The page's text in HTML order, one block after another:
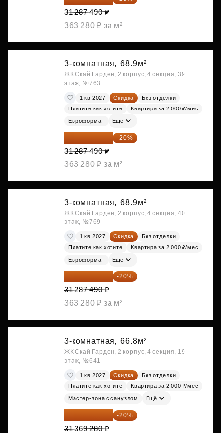
31 287 490 ₽
363 280 ₽ за м²
3-комнатная, 68.9м²
ЖК Скай Гарден, 2 корпус, 4 секция, 39
этаж, №763
1 кв 2027 Скидка
Без отделки
Платите как хотите
Квартира за 2 000 ₽/мес
Евроформат Ещё
25 029 992 ₽ -20%
31 287 490 ₽
363 280 ₽ за м²
3-комнатная, 68.9м²
ЖК Скай Гарден, 2 корпус, 4 секция, 40
этаж, №769
1 кв 2027 Скидка
Без отделки
Платите как хотите
Квартира за 2 000 ₽/мес
Евроформат Ещё
25 029 992 ₽ -20%
31 287 490 ₽
363 280 ₽ за м²
3-комнатная, 66.8м²
ЖК Скай Гарден, 2 корпус, 4 секция, 19
этаж, №641
1 кв 2027 Скидка
Без отделки
Платите как хотите
Квартира за 2 000 ₽/мес
Мастер-зона с санузлом Ещё
25 095 424 ₽ -20%
31 369 280 ₽